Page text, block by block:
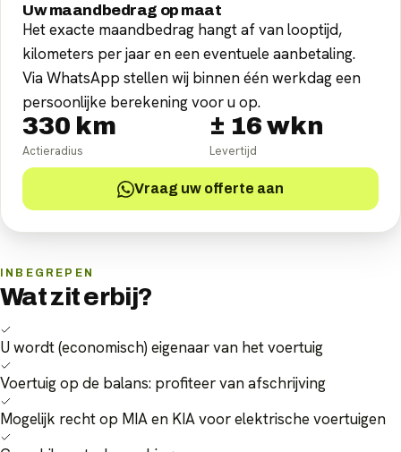
Uw maandbedrag op maat
Het exacte maandbedrag hangt af van looptijd,
kilometers per jaar en een eventuele aanbetaling.
Via WhatsApp stellen wij binnen één werkdag een
persoonlijke berekening voor u op.
330 km
Actieradius
± 16 wkn
Levertijd
Vraag uw offerte aan
INBEGREPEN
Wat zit erbij?
U wordt (economisch) eigenaar van het voertuig
Voertuig op de balans: profiteer van afschrijving
Mogelijk recht op MIA en KIA voor elektrische voertuigen